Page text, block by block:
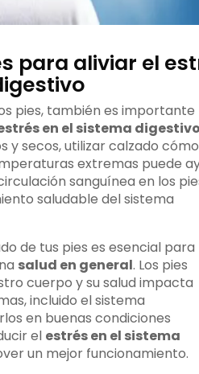
para aliviar el
pies, también es importante
en el sistema
y secos, utilizar calzado
extremas puede
sanguínea en los
saludable del sistema
de tus pies es esencial para
salud en general. Los pies
cuerpo y su salud impacta
incluido el sistema
en buenas condiciones
el estrés en el sistema
un mejor funcionamiento.